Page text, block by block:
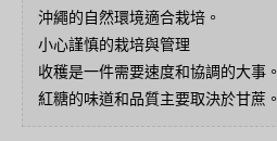
沖繩的自然環境適合栽培。
小心謹慎的栽培與管理
收穫是一件需要速度和協調的大事。
紅糖的味道和品質主要取決於甘蔗。